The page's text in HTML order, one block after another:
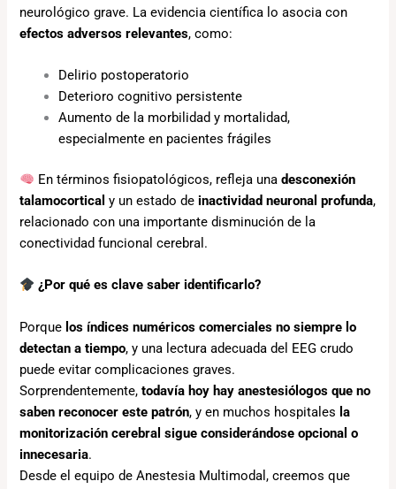
neurológico grave. La evidencia científica lo asocia con
efectos adversos relevantes, como:
Delirio postoperatorio
Deterioro cognitivo persistente
Aumento de la morbilidad y mortalidad,
especialmente en pacientes frágiles
En términos fisiopatológicos, refleja unadesconexión
talamocortical y un estado de inactividad neuronal profunda,
relacionado con una importante disminución de la
conectividad funcional cerebral.
¿Por qué es clave saber identificarlo?
Porque los índices numéricos comerciales no siempre lo
detectan a tiempo, y una lectura adecuada del EEG crudo
puede evitar complicaciones graves.
Sorprendentemente,todavía hoy hay anestesiólogos que no
saben reconocer este patrón, y en muchos hospitales la
monitorización cerebral sigue considerándose opcional o
innecesaria.
Desde el equipo de Anestesia Multimodal, creemos que